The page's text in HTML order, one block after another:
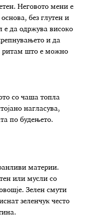
Неговото мени е
без глутен и
е да одржува високо
и да
ритам што е можно
со чаша топла
нагласува,
по будењето.
материи.
или мусли со
Зелен смути
зеленчук често